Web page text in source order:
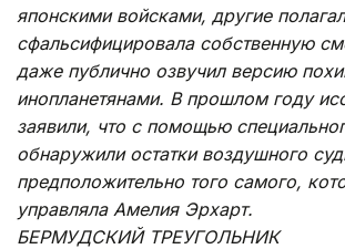
японскими войсками, другие
сфальсифицировала собственную
даже публично озвучил версию
инопланетянами. В прошлом году
заявили, что с помощью
обнаружили остатки воздушного
предположительно того самого,
управляла Амелия Эрхарт.
БЕРМУДСКИЙ ТРЕУГОЛЬНИК